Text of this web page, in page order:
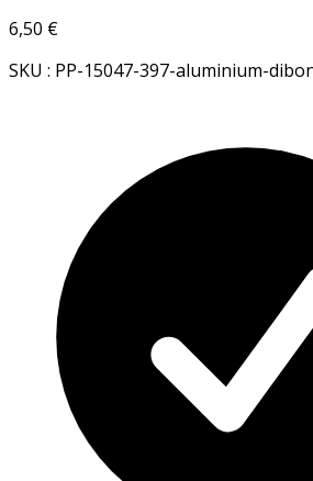
6,50 €
SKU : PP-15047-397-aluminium-